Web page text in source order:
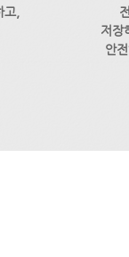
,
저장
안